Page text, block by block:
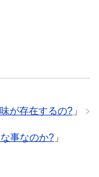
が存在するの? 」
事なのか? 」